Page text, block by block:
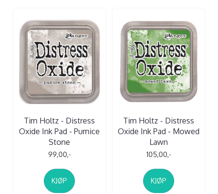
Tim Holtz - Distress
Oxide Ink Pad - Pumice
Stone
99,00,-
KJØP
Tim Holtz - Distress
Oxide Ink Pad - Mowed
Lawn
105,00,-
KJØP